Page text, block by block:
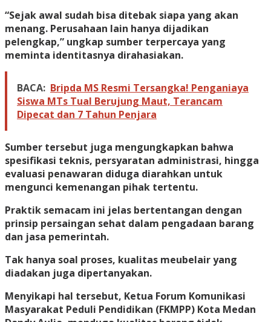
“Sejak awal sudah bisa ditebak siapa yang akan
menang. Perusahaan lain hanya dijadikan
pelengkap,” ungkap sumber terpercaya yang
meminta identitasnya dirahasiakan.
BACA: Bripda MS Resmi Tersangka! Penganiaya
Siswa MTs Tual Berujung Maut, Terancam
Dipecat dan 7 Tahun Penjara
Sumber tersebut juga mengungkapkan bahwa
spesifikasi teknis, persyaratan administrasi, hingga
evaluasi penawaran diduga diarahkan untuk
mengunci kemenangan pihak tertentu.
Praktik semacam ini jelas bertentangan dengan
prinsip persaingan sehat dalam pengadaan barang
dan jasa pemerintah.
Tak hanya soal proses, kualitas meubelair yang
diadakan juga dipertanyakan.
Menyikapi hal tersebut, Ketua Forum Komunikasi
Masyarakat Peduli Pendidikan (FKMPP) Kota Medan